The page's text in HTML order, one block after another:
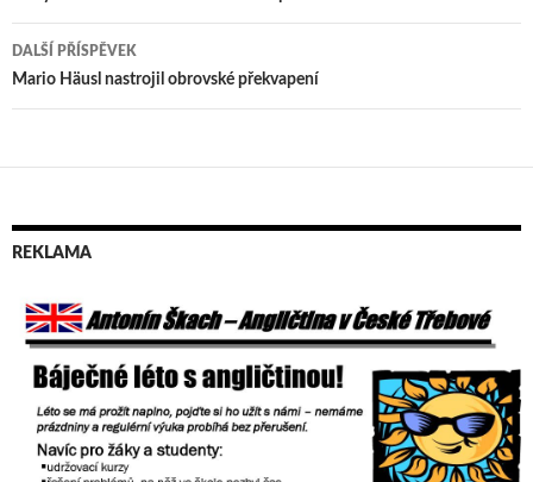
pro
příspěvek
DALŠÍ PŘÍSPĚVEK
Mario Häusl nastrojil obrovské překvapení
REKLAMA